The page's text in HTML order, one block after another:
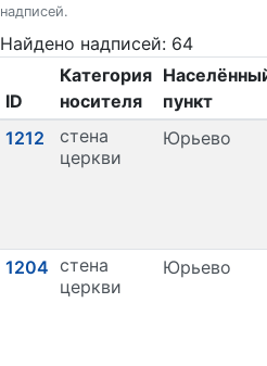
надписей.
Найдено надписей: 64
ID
Категория
носителя
пункт
1212
стена
церкви
Юрьево
1204 стена
церкви
Юрьево